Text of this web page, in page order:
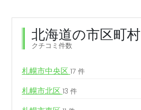
北海道の市区町村
クチコミ件数
札幌市中央区 17 件
札幌市北区 13 件